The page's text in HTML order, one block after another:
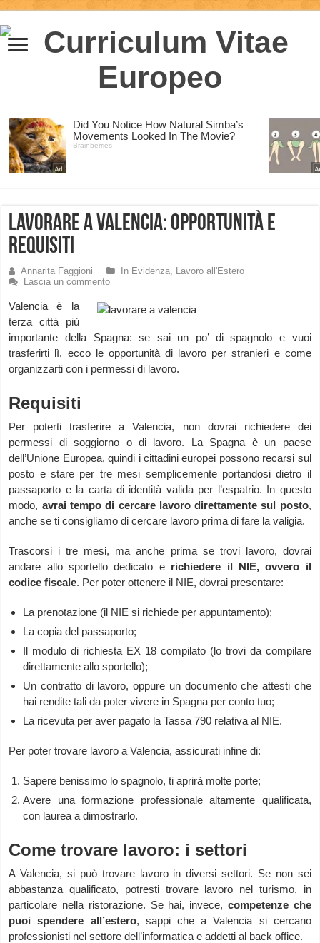
Lavorare a Valencia: opportunità e
requisiti
Annarita Faggioni In Evidenza, Lavoro all'Estero
Lascia un commento
Valencia è la
terza città più
importante della Spagna: se sai un po’ di spagnolo e vuoi
trasferirti lì, ecco le opportunità di lavoro per stranieri e come
organizzarti con i permessi di lavoro.
Requisiti
Per poterti trasferire a Valencia, non dovrai richiedere dei
permessi di soggiorno o di lavoro. La Spagna è un paese
dell’Unione Europea, quindi i cittadini europei possono recarsi sul
posto e stare per tre mesi semplicemente portandosi dietro il
passaporto e la carta di identità valida per l’espatrio. In questo
modo, avrai tempo di cercare lavoro direttamente sul posto,
anche se ti consigliamo di cercare lavoro prima di fare la valigia.
Trascorsi i tre mesi, ma anche prima se trovi lavoro, dovrai
andare allo sportello dedicato e richiedere il NIE, ovvero il
codice fiscale. Per poter ottenere il NIE, dovrai presentare:
La prenotazione (il NIE si richiede per appuntamento);
La copia del passaporto;
Il modulo di richiesta EX 18 compilato (lo trovi da compilare
direttamente allo sportello);
Un contratto di lavoro, oppure un documento che attesti che
hai rendite tali da poter vivere in Spagna per conto tuo;
La ricevuta per aver pagato la Tassa 790 relativa al NIE.
Per poter trovare lavoro a Valencia, assicurati infine di:
Sapere benissimo lo spagnolo, ti aprirà molte porte;
Avere una formazione professionale altamente qualificata,
con laurea a dimostrarlo.
Come trovare lavoro: i settori
A Valencia, si può trovare lavoro in diversi settori. Se non sei
abbastanza qualificato, potresti trovare lavoro nel turismo, in
particolare nella ristorazione. Se hai, invece, competenze che
puoi spendere all’estero, sappi che a Valencia si cercano
professionisti nel settore dell’informatica e addetti al back office.